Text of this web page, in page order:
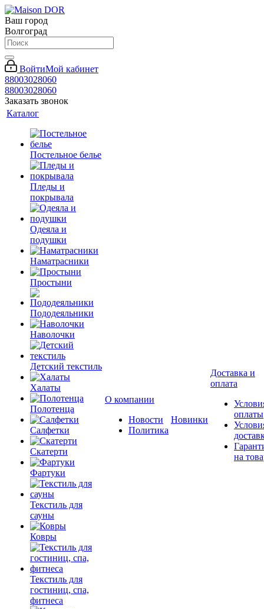
Ваш город
Волгоград
ВойтиМой кабинет
88003028060
88003028060
Заказать звонок
Каталог
Постельное белье
Пледы и
покрывала
Одеяла и
подушки
Наматрасники
Простыни
Пододеяльники
Наволочки
Детский текстиль
Халаты
Полотенца
Салфетки
Скатерти
Фартуки
Текстиль для
сауны
Ковры
Текстиль для
гостиниц, спа,
фитнеса
О компании
Новости
Политика
Новинки
Доставка и
оплата
оплаты
на